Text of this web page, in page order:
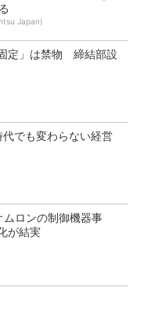
Japan)
定」は禁物 締結部設
代でも変わらない経営
ムロンの制御機器事
が結実